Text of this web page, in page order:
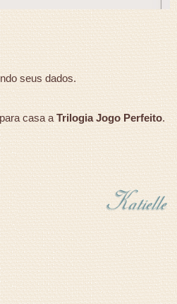
seus dados.
casa aTrilogia Jogo Perfeito.